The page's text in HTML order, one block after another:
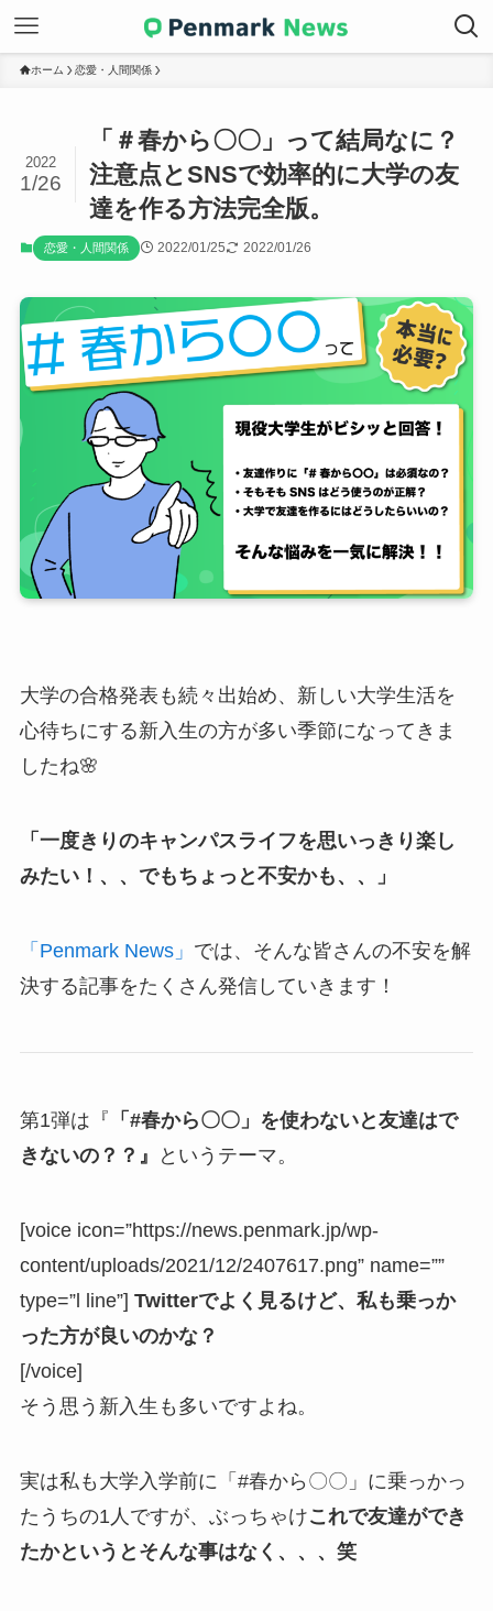
ホーム 恋愛・人間関係
「＃春から〇〇」って結局なに？
注意点とSNSで効率的に大学の友
達を作る方法完全版。
2022
1/26
恋愛・人間関係 2022/01/25 2022/01/26
大学の合格発表も続々出始め、新しい大学生活を
心待ちにする新入生の方が多い季節になってきま
したね🌸
「一度きりのキャンパスライフを思いっきり楽し
みたい！、、でもちょっと不安かも、、」
「Penmark News」 では、そんな皆さんの不安を解
決する記事をたくさん発信していきます！
第1弾は『 「#春から〇〇」を使わないと友達はで
きないの？？』
というテーマ。
[voice icon=”https://news.penmark.jp/wp-
content/uploads/2021/12/2407617.png” name=””
type=”l line”] Twitterでよく見るけど、私も乗っか
った方が良いのかな？
[/voice]
そう思う新入生も多いですよね。
実は私も大学入学前に「#春から〇〇」に乗っかっ
たうちの1人ですが、ぶっちゃけこれで友達ができ
たかというとそんな事はなく、、、笑